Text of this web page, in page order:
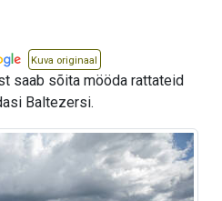
Kuva originaal
saab sõita mööda rattateid
Baltezersi.